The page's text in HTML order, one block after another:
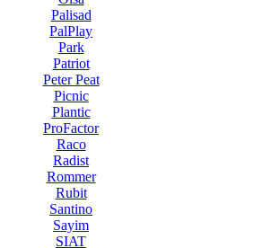
Palisad
PalPlay
Park
Patriot
Peter Peat
Picnic
Plantic
ProFactor
Raco
Radist
Rommer
Rubit
Santino
Sayim
SIAT